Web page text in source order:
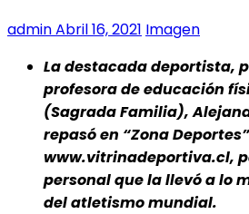
adminAbril 16, 2021 Imagen
La destacada deportista,
profesora de educación
(Sagrada Familia),
repasó en “Zona
www.vitrinadeportiva.cl,
personal que la llevó a lo
del atletismo mundial.